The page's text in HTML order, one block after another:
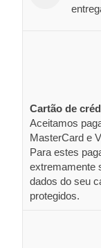
Cartão de
Aceitamos
MasterCard e
Para estes
extremamente
dados do seu
protegidos.